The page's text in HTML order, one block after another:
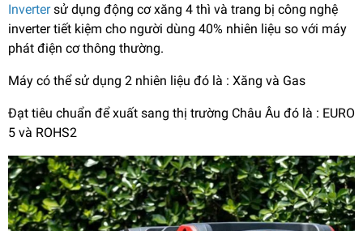
Invertersử dụng động cơ xăng 4 thì và trang bị công nghệ
inverter tiết kiệm cho người dùng 40% nhiên liệu so với máy
phát điện cơ thông thường.
Máy có thể sử dụng 2 nhiên liệu đó là : Xăng và Gas
Đạt tiêu chuẩn để xuất sang thị trường Châu Âu đó là : EURO
5 và ROHS2